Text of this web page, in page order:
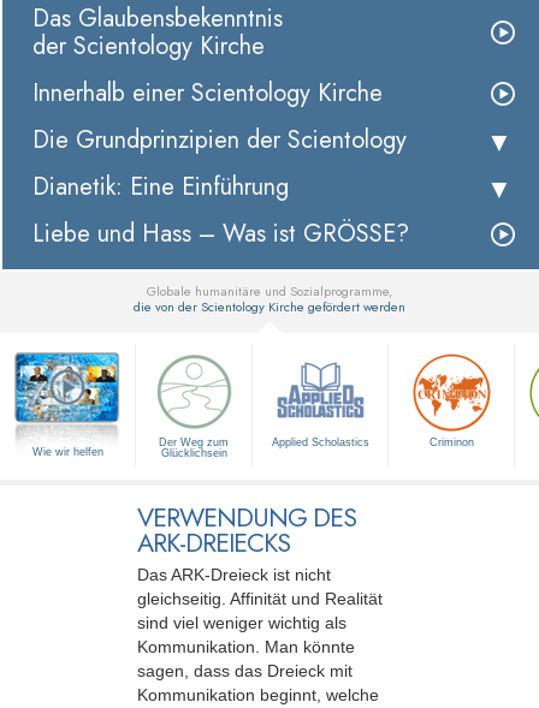
Das Glaubensbekenntnis
der Scientology Kirche
Innerhalb einer Scientology Kirche
Die Grundprinzipien der Scientology
Dianetik: Eine Einführung
Liebe und Hass – Was ist GRÖSSE?
Globale humanitäre und Sozialprogramme,
die von der Scientology Kirche gefördert werden
Wie wir helfen
Der Weg zum
Glücklichsein
Applied Scholastics Criminon
VERWENDUNG DES
ARK-DREIECKS
Das ARK-Dreieck ist nicht
gleichseitig. Affinität und Realität
sind viel weniger wichtig als
Kommunikation. Man könnte
sagen, dass das Dreieck mit
Kommunikation beginnt, welche